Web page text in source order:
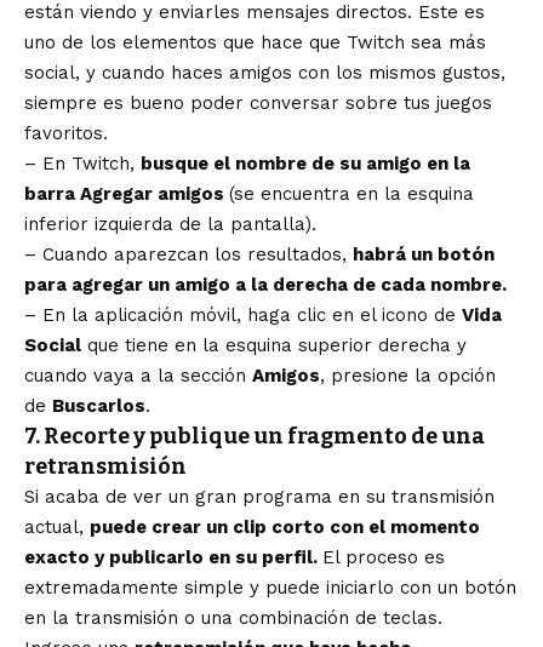
están viendo y enviarles mensajes directos. Este es
uno de los elementos que hace que Twitch sea más
social, y cuando haces amigos con los mismos gustos,
siempre es bueno poder conversar sobre tus juegos
favoritos.
– En Twitch, busque el nombre de su amigo en la
barra Agregar amigos (se encuentra en la esquina
inferior izquierda de la pantalla).
– Cuando aparezcan los resultados, habrá un botón
para agregar un amigo a la derecha de cada nombre.
– En la aplicación móvil, haga clic en el icono de Vida
Social que tiene en la esquina superior derecha y
cuando vaya a la sección Amigos, presione la opción
de Buscarlos.
7. Recorte y publique un fragmento de una
retransmisión
Si acaba de ver un gran programa en su transmisión
actual, puede crear un clip corto con el momento
exacto y publicarlo en su perfil. El proceso es
extremadamente simple y puede iniciarlo con un botón
en la transmisión o una combinación de teclas.